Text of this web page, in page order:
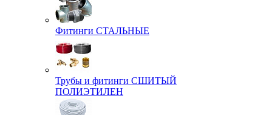
Фитинги СТАЛЬНЫЕ
Трубы и фитинги СШИТЫЙ
ПОЛИЭТИЛЕН